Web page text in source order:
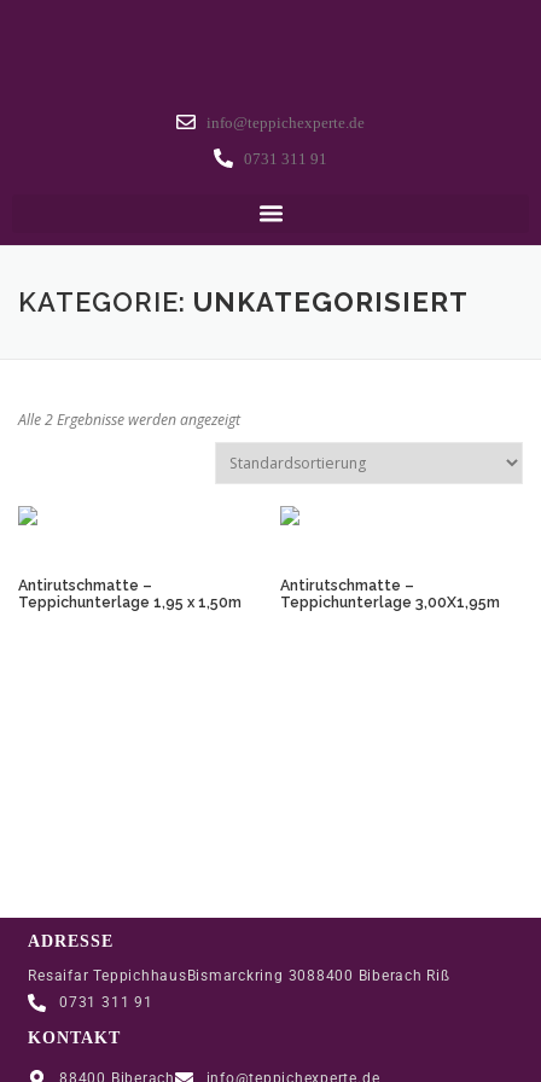
info@teppichexperte.de
0731 311 91
KATEGORIE: UNKATEGORISIERT
Alle 2 Ergebnisse werden angezeigt
Antirutschmatte –
Teppichunterlage 1,95 x 1,50m
Antirutschmatte –
Teppichunterlage 3,00X1,95m
ADRESSE
Resaifar Teppichhaus Bismarckring 3088400 Biberach Riß
0731 311 91
KONTAKT